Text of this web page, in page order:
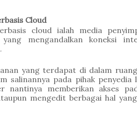
Cloud
cloud ialah media
mengandalkan koneksi
yang terdapat di dalam
salinannya pada pihak penyedia
nantinya memberikan akses
mengedit berbagai hal